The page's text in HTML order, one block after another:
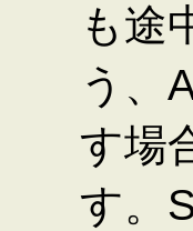
も途
う、
す場
す。